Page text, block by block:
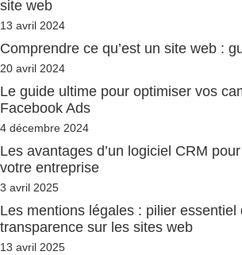
site web
13 avril 2024
Comprendre ce qu’est un site web :
20 avril 2024
Le guide ultime pour optimiser vos
Facebook Ads
4 décembre 2024
Les avantages d’un logiciel CRM
votre entreprise
3 avril 2025
Les mentions légales : pilier essentiel
transparence sur les sites web
13 avril 2025